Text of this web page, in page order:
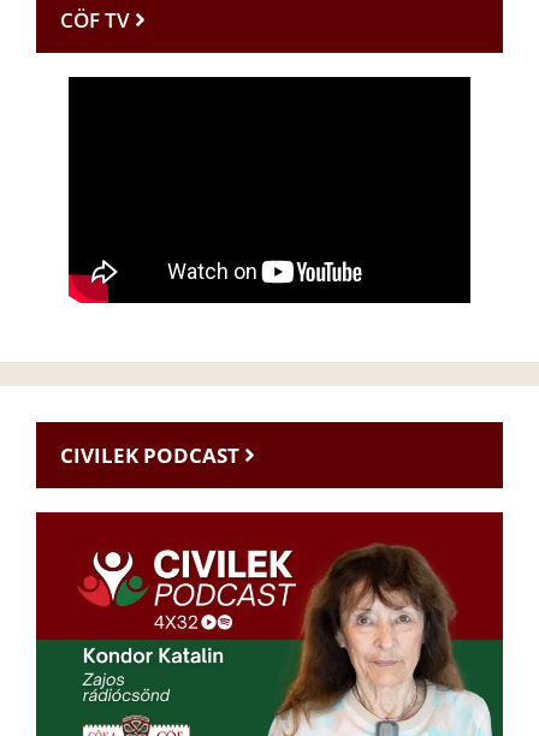
CÖF TV
CIVILEK PODCAST